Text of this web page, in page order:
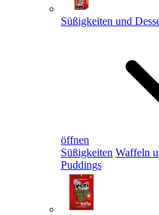
Süßigkeiten und
öffnen
Süßigkeiten Waffeln
Puddings